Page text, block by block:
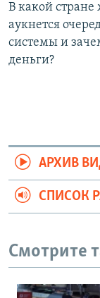
В какой
аукнется
системы и
деньги?
АРХИВ
СПИСОК
Смотрите